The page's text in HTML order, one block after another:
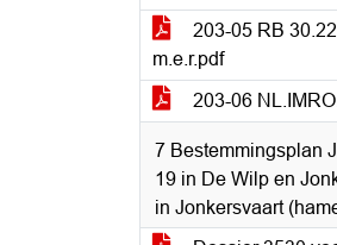
203-05 RB
m.e.r.pdf
203-06
7 Bestemmingsplan
19 in De Wilp en
in Jonkersvaart